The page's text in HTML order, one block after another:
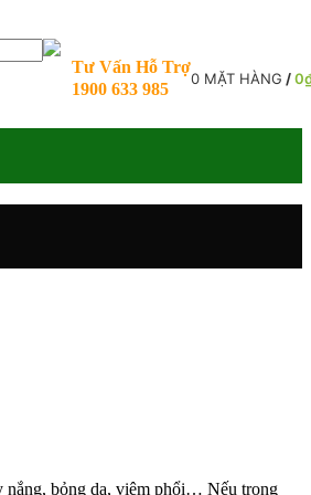
Tư Vấn Hỗ Trợ
1900 633 985
0 MẶT HÀNG /0
nắng, bỏng da, viêm phổi… Nếu trong